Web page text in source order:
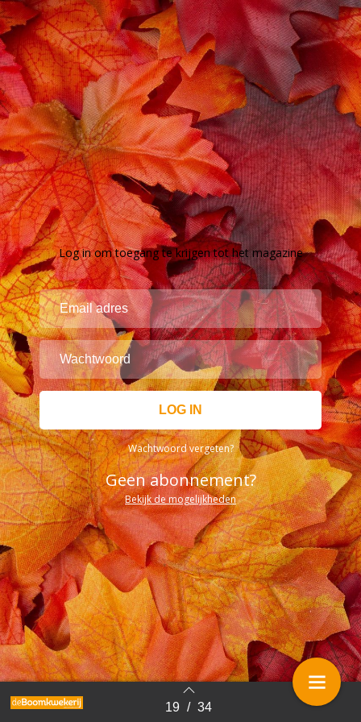
Terug naar overzicht 19 / 34
Log in om toegang te krijgen tot het magazine
Wachtwoord vergeten?
Geen abonnement?
Bekijk de mogelijkheden